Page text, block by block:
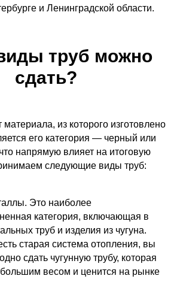
и Ленинградской области.
труб можно
сдать?
материала, из которого изготовлено
его категория — черный или
напрямую влияет на итоговую
следующие виды труб:
Это наиболее
категория, включающая в
труб и изделия из чугуна.
старая система отопления, вы
сдать чугунную трубу, которая
большим весом и ценится на рынке